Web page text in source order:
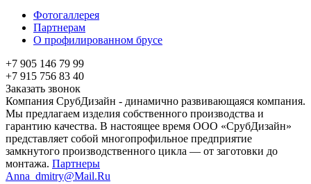
Фотогаллерея
Партнерам
О профилированном брусе
+7 905 146 79 99
+7 915 756 83 40
Заказать звонок
Компания СрубДизайн - динамично развивающаяся компания.
Мы предлагаем изделия собственного производства и
гарантию качества. В настоящее время ООО «СрубДизайн»
представляет собой многопрофильное предприятие
замкнутого производственного цикла — от заготовки до
монтажа. Партнеры
Anna_dmitry@Mail.Ru